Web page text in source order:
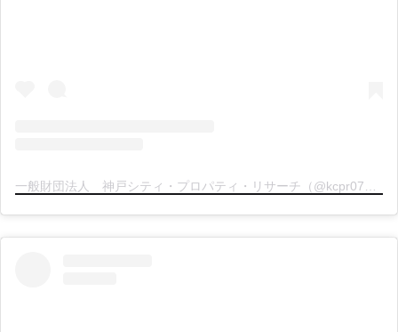
一般財団法人 神戸シティ・プロパティ・リサーチ（@kcpr078）分享的貼文